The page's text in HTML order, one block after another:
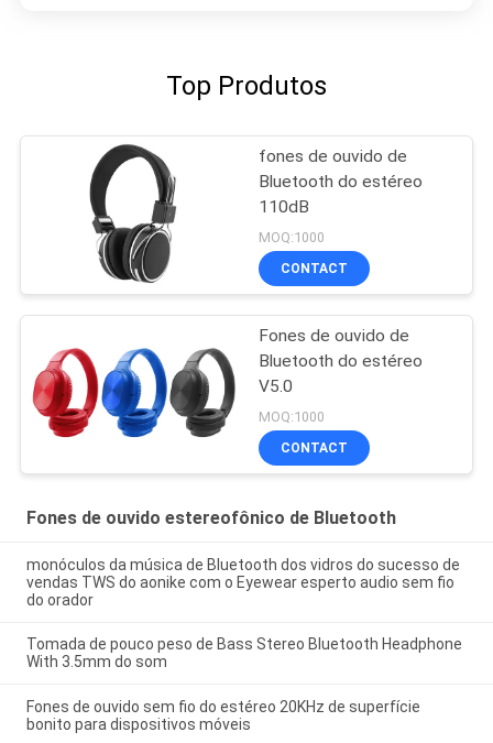
Top Produtos
fones de ouvido de
Bluetooth do estéreo
110dB
MOQ:1000
CONTACT
Fones de ouvido de
Bluetooth do estéreo
V5.0
MOQ:1000
CONTACT
Fones de ouvido estereofônico de Bluetooth
monóculos da música de Bluetooth dos vidros do sucesso de
vendas TWS do aonike com o Eyewear esperto audio sem fio
do orador
Tomada de pouco peso de Bass Stereo Bluetooth Headphone
With 3.5mm do som
Fones de ouvido sem fio do estéreo 20KHz de superfície
bonito para dispositivos móveis